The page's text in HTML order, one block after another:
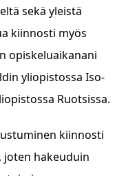
sekä yleistä
kiinnosti myös
opiskeluaikanani
yliopistossa Iso-
Ruotsissa.
kiinnosti
joten hakeuduin